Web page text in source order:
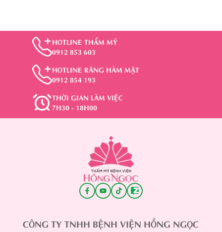
HOTLINE THẨM MỸ
0912 853 603
HOTLINE RĂNG HÀM MẶT
0912 854 193
THỜI GIAN LÀM VIỆC
7H30 - 18H00
CÔNG TY TNHH BỆNH VIỆN HỒNG NGỌC